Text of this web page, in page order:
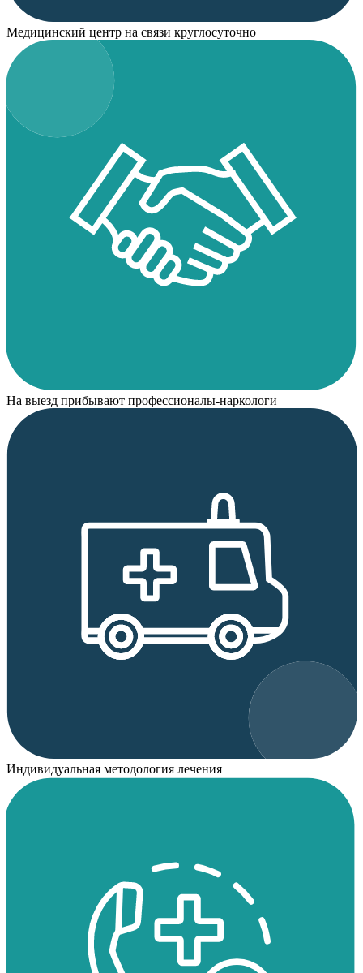
Медицинский центр на связи круглосуточно
На выезд прибывают профессионалы-наркологи
Индивидуальная методология лечения